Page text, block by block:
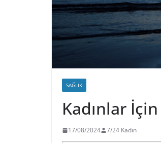
SAĞLIK
Kadınlar
17/08/2024 7/24 Kadın